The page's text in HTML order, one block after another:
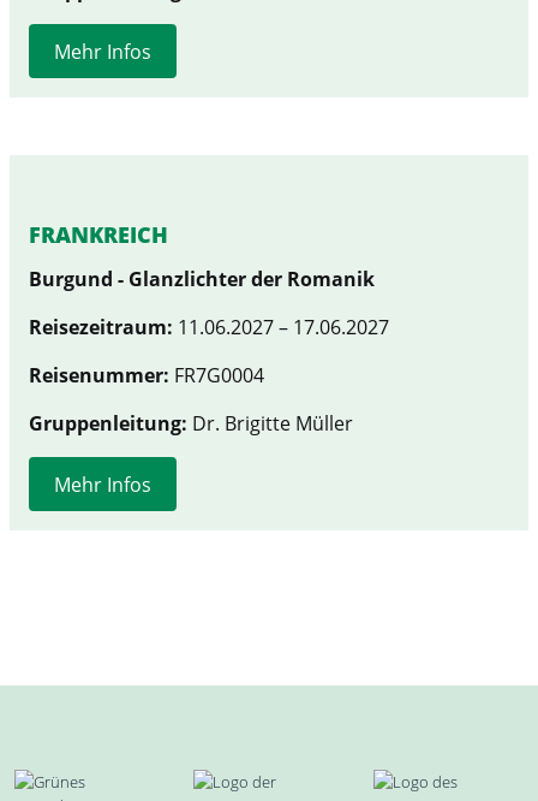
Mehr Infos
FRANKREICH
Burgund - Glanzlichter der Romanik
Reisezeitraum: 11.06.2027 – 17.06.2027
Reisenummer: FR7G0004
Gruppenleitung: Dr. Brigitte Müller
Mehr Infos